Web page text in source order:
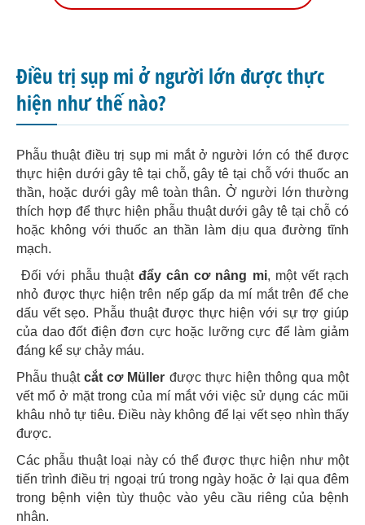
Điều trị sụp mi ở người lớn được thực
hiện như thế nào?
Phẫu thuật điều trị sụp mi mắt ở người lớn có thể được
thực hiện dưới gây tê tại chỗ, gây tê tại chỗ với thuốc an
thần, hoặc dưới gây mê toàn thân. Ở người lớn thường
thích hợp để thực hiện phẫu thuật dưới gây tê tại chỗ có
hoặc không với thuốc an thần làm dịu qua đường tĩnh
mạch.
Đối với phẫu thuật đẩy cân cơ nâng mi, một vết rạch
nhỏ được thực hiện trên nếp gấp da mí mắt trên để che
dấu vết sẹo. Phẫu thuật được thực hiện với sự trợ giúp
của dao đốt điện đơn cực hoặc lưỡng cực để làm giảm
đáng kể sự chảy máu.
Phẫu thuậtcắt cơ Müller được thực hiện thông qua một
vết mổ ở mặt trong của mí mắt với việc sử dụng các mũi
khâu nhỏ tự tiêu. Điều này không để lại vết sẹo nhìn thấy
được.
Các phẫu thuật loại này có thể được thực hiện như một
tiến trình điều trị ngoại trú trong ngày hoặc ở lại qua đêm
trong bệnh viện tùy thuộc vào yêu cầu riêng của bệnh
nhân.